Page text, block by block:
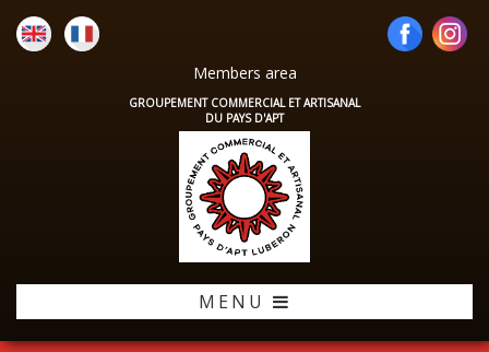
Members area
GROUPEMENT COMMERCIAL ET ARTISANAL
DU PAYS D'APT
MENU